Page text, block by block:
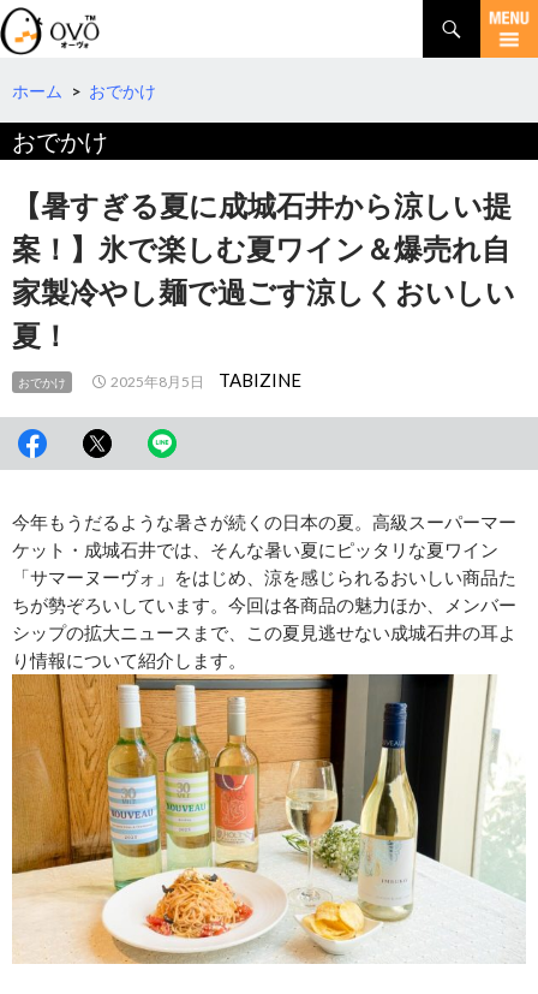
検
索
コ
テ
ツ
へ
ホーム > おでかけ
おでかけ
【暑すぎる夏に成城石井から涼しい提
案！】氷で楽しむ夏ワイン＆爆売れ自
家製冷やし麺で過ごす涼しくおいしい
夏！
おでかけ 2025年8月5日 TABIZINE
今年もうだるような暑さが続くの日本の夏。高級スーパーマー
ケット・成城石井では、そんな暑い夏にピッタリな夏ワイン
「サマーヌーヴォ」をはじめ、涼を感じられるおいしい商品た
ちが勢ぞろいしています。今回は各商品の魅力ほか、メンバー
シップの拡大ニュースまで、この夏見逃せない成城石井の耳よ
り情報について紹介します。